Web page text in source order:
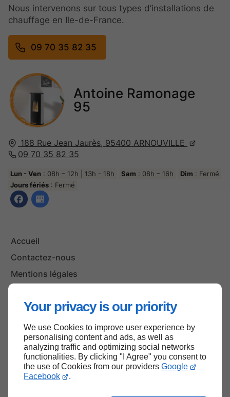
Your privacy is our priority
We use Cookies to improve user experience by
personalising content and ads, as well as
analyzing traffic and optimizing social networks
functionalities. By clicking "I Agree" you consent to
the use of Cookies from our providers Google
Facebook
.
Antoine Ramonage
95
188 Rue Jean Jaurès, 95400 ARNOUVILLE
09 70 35 82 35
Lun - Ven : 08h – 12h | 13h - 18h Sam : 08h – 16h Dim : Fermé
Jours fériés : Fermé
Accueil
Contactez-nous
Mentions légales
Nous intervenons sur tous types d’installations de
chauffage en Ile-de-France.
09 70 35 82 35
Haut de page